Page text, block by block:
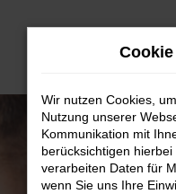
Zum
Wir nutzen Cookies,
Nutzung unserer
Kommunikation mit
berücksichtigen
verarbeiten Daten für
wenn Sie uns Ihre